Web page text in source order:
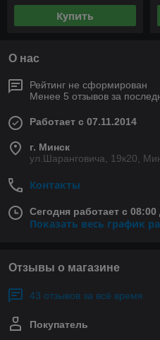
Купить
О нас
Рейтинг не сформирован
Менее 5 отзывов за
Работает с 07.11.2014
г. Минск
ул.Шаранговича, 19к20,
Контакты
Сегодня работает с 08:00
Показать весь график
Отзывы о магазине
43 отзывов за всё время
Покупатель